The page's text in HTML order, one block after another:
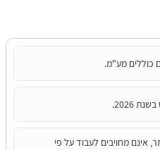
כוללים מע"מ.
2026.
אינם מחויבים לעבוד על פי